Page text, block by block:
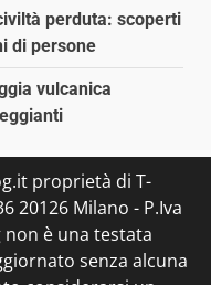
perduta: scoperti
di persone
vulcanica
proprietà di T-
20126 Milano - P.Iva
non è una testata
senza alcuna